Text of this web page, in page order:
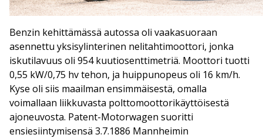
Benzin kehittämässä autossa oli vaakasuoraan
asennettu yksisylinterinen nelitahtimoottori, jonka
iskutilavuus oli 954 kuutiosenttimetriä. Moottori tuotti
0,55 kW/0,75 hv tehon, ja huippunopeus oli 16 km/h.
Kyse oli siis maailman ensimmäisestä, omalla
voimallaan liikkuvasta polttomoottorikäyttöisestä
ajoneuvosta. Patent-Motorwagen suoritti
ensiesiintymisensä 3.7.1886 Mannheimin